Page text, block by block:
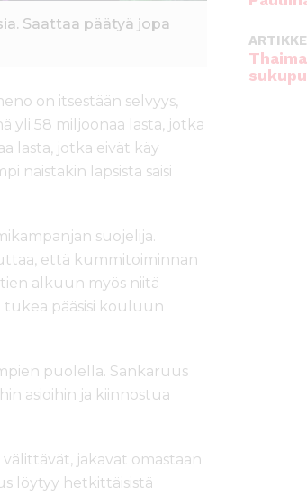
Saattaa päätyä jopa
on itsestään selvyys,
yli 58 miljoonaa lasta, jotka
lasta, jotka eivät käy
näistäkin lapsista saisi
suojelija.
että kummitoiminnan
alkuun myös niitä
tukea pääsisi kouluun
puolella. Sankaruus
asioihin ja kiinnostua
jakavat omastaan
löytyy hetkittäisistä